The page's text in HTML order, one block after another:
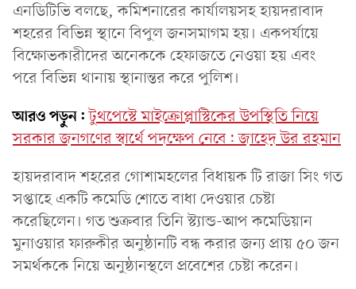
এনডিটিভি বলছে, কমিশনারের কার্যালয়সহ হায়দরাবাদ
শহরের বিভিন্ন স্থানে বিপুল জনসমাগম হয়। একপর্যায়ে
বিক্ষোভকারীদের অনেককে হেফাজতে নেওয়া হয় এবং
পরে বিভিন্ন থানায় স্থানান্তর করে পুলিশ।
আরও পড়ুন: টুথপেস্টে মাইক্রোপ্লাস্টিকের উপস্থিতি নিয়ে
সরকার জনগণের স্বার্থে পদক্ষেপ নেবে: জাহেদ উর রহমান
হায়দরাবাদ শহরের গোশামহলের বিধায়ক টি রাজা সিং গত
সপ্তাহে একটি কমেডি শোতে বাধা দেওয়ার চেষ্টা
করেছিলেন। গত শুক্রবার তিনি স্ট্যান্ড-আপ কমেডিয়ান
মুনাওয়ার ফারুকীর অনুষ্ঠানটি বন্ধ করার জন্য প্রায় ৫০ জন
সমর্থককে নিয়ে অনুষ্ঠানস্থলে প্রবেশের চেষ্টা করেন।